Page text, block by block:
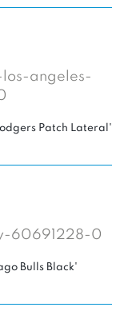
Patch Lateral'
Bulls Black'